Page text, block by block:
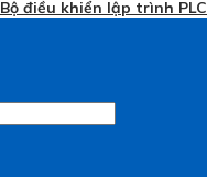
Bộ điều khiển lập trình PLC